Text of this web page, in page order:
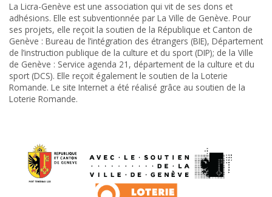
La Licra-Genève est une association qui vit de ses dons et
adhésions. Elle est subventionnée par La Ville de Genève. Pour
ses projets, elle reçoit la soutien de la République et Canton de
Genève : Bureau de l’intégration des étrangers (BIE), Département
de l’instruction publique de la culture et du sport (DIP); de la Ville
de Genève : Service agenda 21, département de la culture et du
sport (DCS). Elle reçoit également le soutien de la Loterie
Romande. Le site Internet a été réalisé grâce au soutien de la
Loterie Romande.